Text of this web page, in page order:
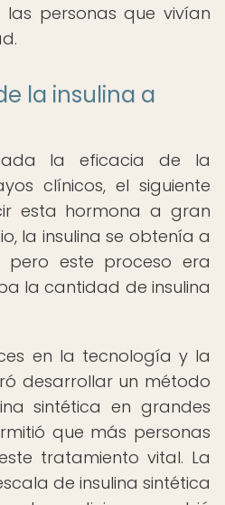
personas que vivían
la insulina a
la eficacia de la
clínicos, el siguiente
esta hormona a gran
la insulina se obtenía a
pero este proceso era
la cantidad de insulina
en la tecnología y la
desarrollar un método
sintética en grandes
que más personas
tratamiento vital. La
de insulina sintética